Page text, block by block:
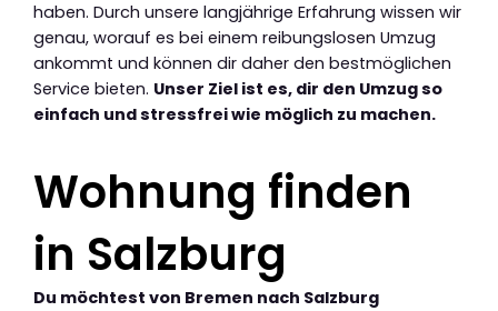
haben. Durch unsere langjährige Erfahrung wissen wir
genau, worauf es bei einem reibungslosen Umzug
ankommt und können dir daher den bestmöglichen
Service bieten. Unser Ziel ist es, dir den Umzug so
einfach und stressfrei wie möglich zu machen.
Wohnung finden
in Salzburg
Du möchtest von Bremen nach Salzburg